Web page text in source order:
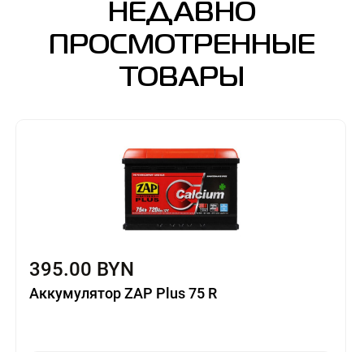
НЕДАВНО
ПРОСМОТРЕННЫЕ
ТОВАРЫ
395.00 BYN
Аккумулятор ZAP Plus 75 R